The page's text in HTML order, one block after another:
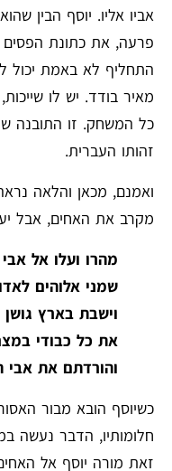
אביו אליו. יוסף הבין
פרעה, את כתונת הפסים
התחליף לא באמת יכול
מאיר בודד. יש לו
כל המשחק. זו התובנה
זהותו העברית.
ואמנם, מכאן והלאה
מקרב את האחים, אבל
מהרו ועלו אל
שמני אלוהים
וישבת בארץ
את כל כבודי
והורדתם את אבי
כשיוסף הובא מבור
חלומותיו, הדבר נעשה
זאת מורה יוסף אל